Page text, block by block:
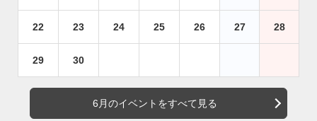
22 23 24 25 26 27 28
29 30
6月のイベントをすべて見る